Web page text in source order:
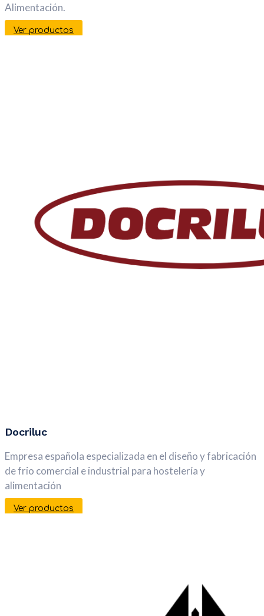
Alimentación.
Ver productos
Docriluc
Empresa española especializada en el diseño y fabricación
de frio comercial e industrial para hostelería y
alimentación
Ver productos